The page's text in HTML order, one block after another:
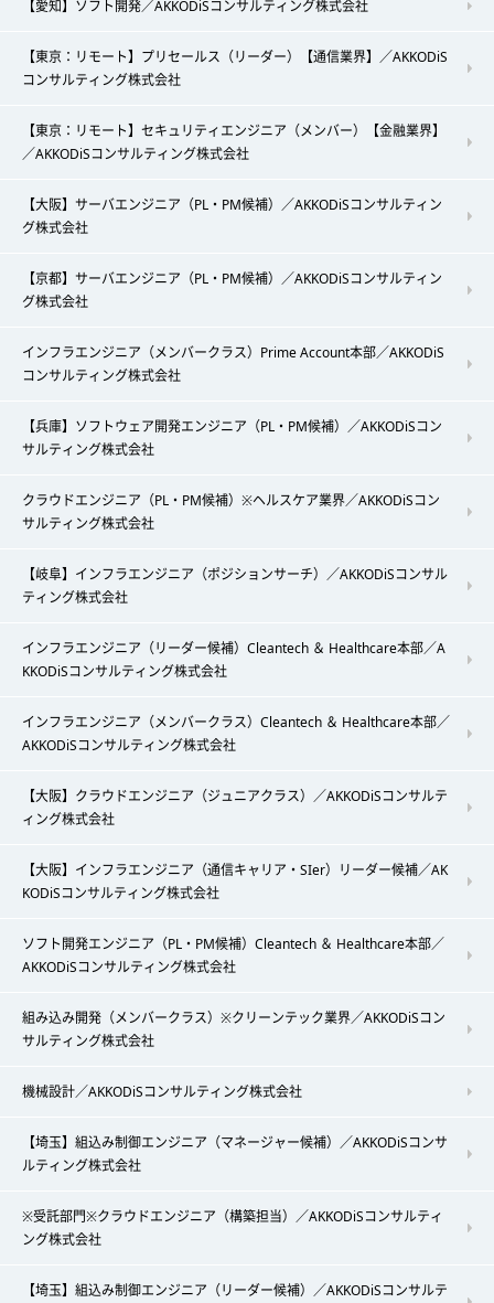
【愛知】ソフト開発／AKKODiSコンサルティング株式会社
【東京：リモート】プリセールス（リーダー）【通信業界】／AKKODiS
コンサルティング株式会社
【東京：リモート】セキュリティエンジニア（メンバー）【金融業界】
／AKKODiSコンサルティング株式会社
【大阪】サーバエンジニア（PL・PM候補）／AKKODiSコンサルティン
グ株式会社
【京都】サーバエンジニア（PL・PM候補）／AKKODiSコンサルティン
グ株式会社
インフラエンジニア（メンバークラス）Prime Account本部／AKKODiS
コンサルティング株式会社
【兵庫】ソフトウェア開発エンジニア（PL・PM候補）／AKKODiSコン
サルティング株式会社
クラウドエンジニア（PL・PM候補）※ヘルスケア業界／AKKODiSコン
サルティング株式会社
【岐阜】インフラエンジニア（ポジションサーチ）／AKKODiSコンサル
ティング株式会社
インフラエンジニア（リーダー候補）Cleantech ＆ Healthcare本部／A
KKODiSコンサルティング株式会社
インフラエンジニア（メンバークラス）Cleantech ＆ Healthcare本部／
AKKODiSコンサルティング株式会社
【大阪】クラウドエンジニア（ジュニアクラス）／AKKODiSコンサルテ
ィング株式会社
【大阪】インフラエンジニア（通信キャリア・SIer）リーダー候補／AK
KODiSコンサルティング株式会社
ソフト開発エンジニア（PL・PM候補）Cleantech ＆ Healthcare本部／
AKKODiSコンサルティング株式会社
組み込み開発（メンバークラス）※クリーンテック業界／AKKODiSコン
サルティング株式会社
機械設計／AKKODiSコンサルティング株式会社
【埼玉】組込み制御エンジニア（マネージャー候補）／AKKODiSコンサ
ルティング株式会社
※受託部門※クラウドエンジニア（構築担当）／AKKODiSコンサルティ
ング株式会社
【埼玉】組込み制御エンジニア（リーダー候補）／AKKODiSコンサルテ